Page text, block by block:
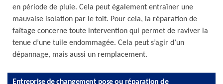
en période de pluie. Cela peut également entraîner une
mauvaise isolation par le toit. Pour cela, la réparation de
faîtage concerne toute intervention qui permet de raviver la
tenue d’une tuile endommagée. Cela peut s’agir d’un
dépannage, mais aussi un remplacement.
Entreprise de changement pose ou réparation de